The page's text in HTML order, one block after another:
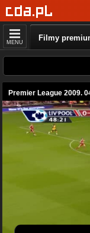
MENU Filmy
Premier League 2009.